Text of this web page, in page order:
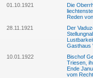
01.10.1921
Die
Reden
28.11.1921
Der
Gasthaus
10.01.1922
Bischof
Triesen,
Ende
vom